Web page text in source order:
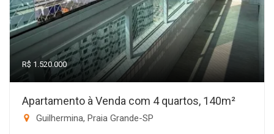
R$ 1.520.000
Apartamento à Venda com 4 quartos, 140m²
Guilhermina, Praia Grande-SP